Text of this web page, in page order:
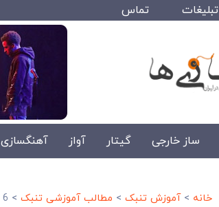
تبلیغات تماس
ساز خارجی گیتار آواز آهنگسازی
خانه >آموزش تنبک > مطالب آموزشی تنبک > 6 تا از بهترین نت های تنبک (آموزش تصویری)